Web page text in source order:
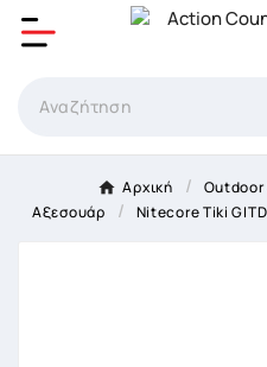
Αρχική Outdoor
Αξεσουάρ
Nitecore Tiki
Δημιουργία
Όνομα Λίστα επιθυμιτών
Ακύρωση